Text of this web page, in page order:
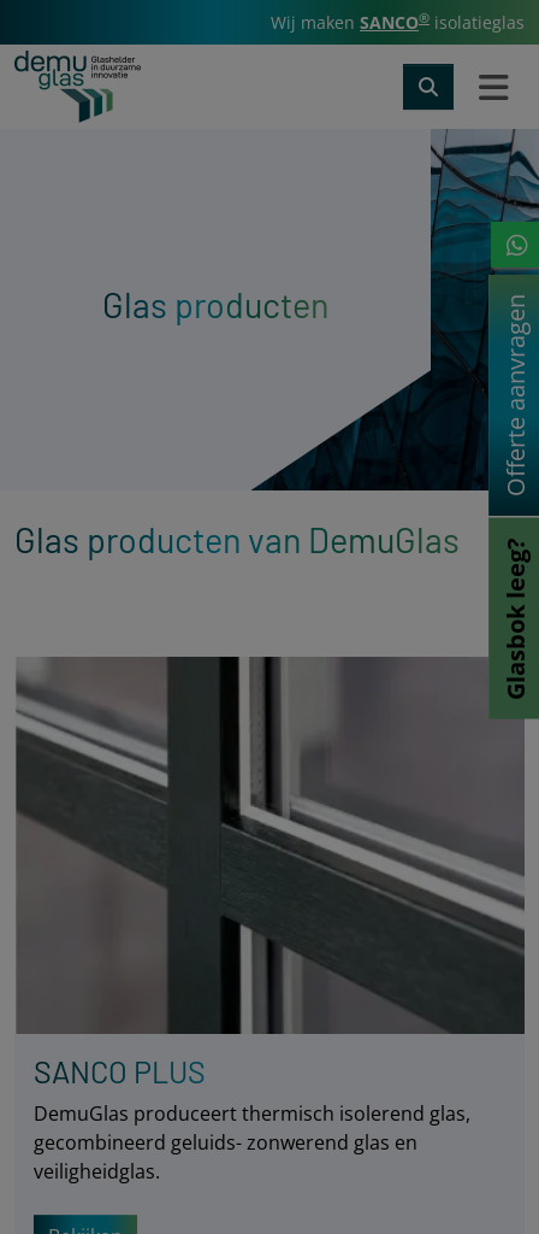
Wij maken SANCO® isolatieglas
Offerte aanvragen
Glasbok leeg?
Glas producten
Glas producten van DemuGlas
SANCO PLUS
DemuGlas produceert thermisch isolerend glas,
gecombineerd geluids- zonwerend glas en
veiligheidglas.